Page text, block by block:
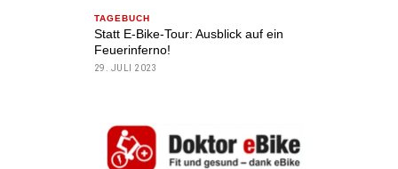
TAGEBUCH
Statt E-Bike-Tour: Ausblick auf ein
Feuerinferno!
29. JULI 2023